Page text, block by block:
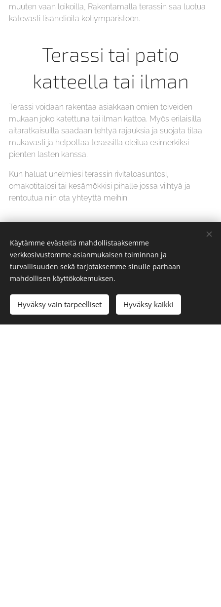
muuten vaan loikoilla, Rakentamalla terassi­n saa luotua
kätevästi lisä­neliöitä koti­ympäristöön.
Terassi tai patio
katteella tai ilman
Terassi voidaan rakentaa asiakkaan omien toiveiden
mukaan joko katettuna tai ilman kattoa. Myös erilaisilla
aita­ratkaisuilla saadaan tehtyä rajauksia ja suojata tilaa
mukavasti ja helpottaa terassilla oleilua esimerkiksi
pienten lasten kanssa.
Kun haluat unelmiesi terassin rivitaloasuntosi,
omakotitalosi tai kesämökkisi pihalle jossa viihtyä ja
rentoutua niin ota yhteyttä meihin.
Käytämme evästeitä mahdollistaaksemme
verkkosivustomme asianmukaisen toiminnan ja
turvallisuuden sekä tarjotaksemme sinulle parhaan
mahdollisen käyttökokemuksen.
Hyväksy vain tarpeelliset Hyväksy kaikki